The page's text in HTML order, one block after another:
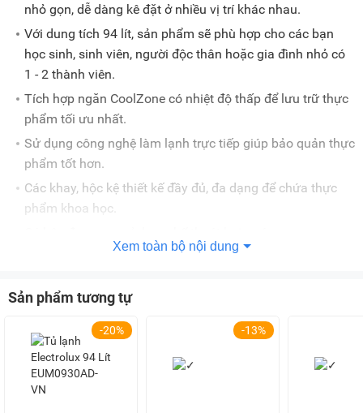
nhỏ gọn, dễ dàng kê đặt ở nhiều vị trí khác nhau.
Với dung tích 94 lít, sản phẩm sẽ phù hợp cho các bạn
học sinh, sinh viên, người độc thân hoặc gia đình nhỏ có
1 - 2 thành viên.
Tích hợp ngăn CoolZone có nhiệt độ thấp để lưu trữ thực
phẩm tối ưu nhất.
Sử dụng công nghệ làm lạnh trực tiếp giúp bảo quản thực
phẩm tốt hơn.
Các khay, hộc kệ thiết kế đầy đủ, đa dạng để chứa thực
phẩm khoa học.
Tích hợp đèn LED chiếu sáng bên trong tiện lợi.
dùng dễ dàng sử dụng.
Có nên mua tủ lạnh mini? Nên mua tủ lạnh mini
hãng nào?
Xem toàn bộ nội dung
Sản phẩm tương tự
-20% -13%